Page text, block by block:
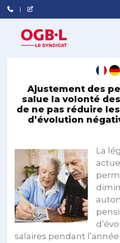
Ajustement des
salue la volonté
de ne pas réduire
d’évolution
La
salaires pendant